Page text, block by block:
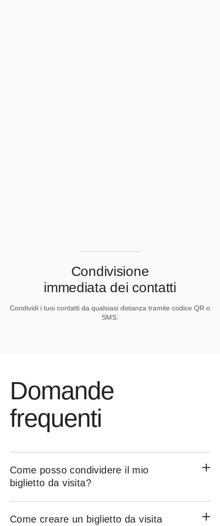
Condivisione
immediata dei contatti
Condividi i tuoi contatti da qualsiasi distanza tramite codice QR o
SMS.
Domande
frequenti
Come posso condividere il mio
biglietto da visita?
Come creare un biglietto da visita